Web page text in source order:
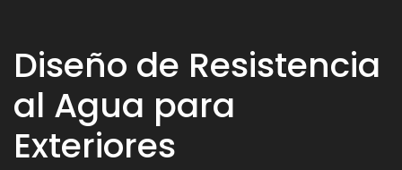
Diseño de Resistencia
al Agua para
Exteriores